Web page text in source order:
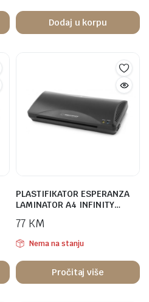
Dodaj u korpu
PLASTIFIKATOR ESPERANZA
LAMINATOR A4 INFINITY…
77 KM
Nema na stanju
Pročitaj više